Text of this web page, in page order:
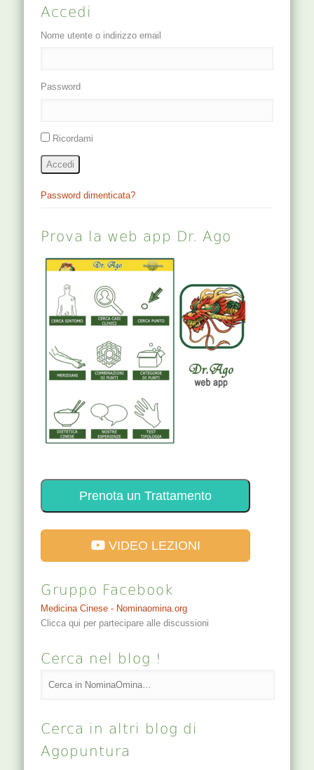
Puntura
Accedi
Nome utente o indirizzo email
Password
Ricordami
Accedi
Password dimenticata?
Prova la web app Dr. Ago
Prenota un Trattamento
VIDEO LEZIONI
Gruppo Facebook
Medicina Cinese - Nominaomina.org
Clicca qui per partecipare alle discussioni
Cerca nel blog !
Cerca in altri blog di
Agopuntura